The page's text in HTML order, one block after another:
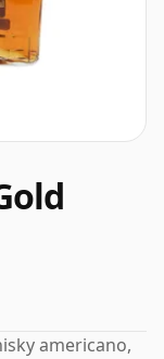
americano,